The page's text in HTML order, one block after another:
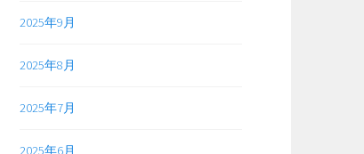
2025年9月
2025年8月
2025年7月
2025年6月